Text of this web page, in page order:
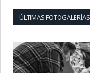
ÚLTIMAS FOTOGALERÍAS